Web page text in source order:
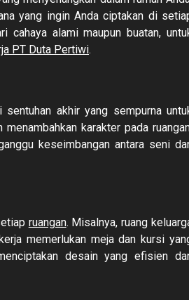
yang ingin Anda ciptakan di
cahaya alami maupun buatan,
PT Duta Pertiwi.
akhir yang sempurna
karakter pada
keseimbangan antara seni
ruangan. Misalnya, ruang
memerlukan meja dan kursi
desain yang efisien